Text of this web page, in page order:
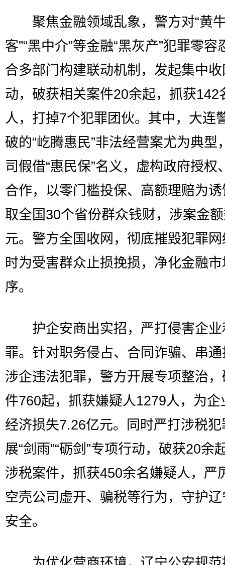
聚焦金融领域乱象，警方对“黄牛
客”“黑中介”等金融“黑灰产”犯罪零容
合多部门构建联动机制，发起集中
动，破获相关案件20余起，抓获142
人，打掉7个犯罪团伙。其中，大连
破的“屹腾惠民”非法经营案尤为典型
司假借“惠民保”名义，虚构政府授权
合作，以零门槛投保、高额理赔为
取全国30个省份群众钱财，涉案金
元。警方全国收网，彻底摧毁犯罪
时为受害群众止损挽损，净化金融
序。
护企安商出实招，严打侵害企业
罪。针对职务侵占、合同诈骗、串
涉企违法犯罪，警方开展专项整治
件760起，抓获嫌疑人1279人，为企
经济损失7.26亿元。同时严打涉税
展“剑雨”“砺剑”专项行动，破获20余
涉税案件，抓获450余名嫌疑人，严
空壳公司虚开、骗税等行为，守护
安全。